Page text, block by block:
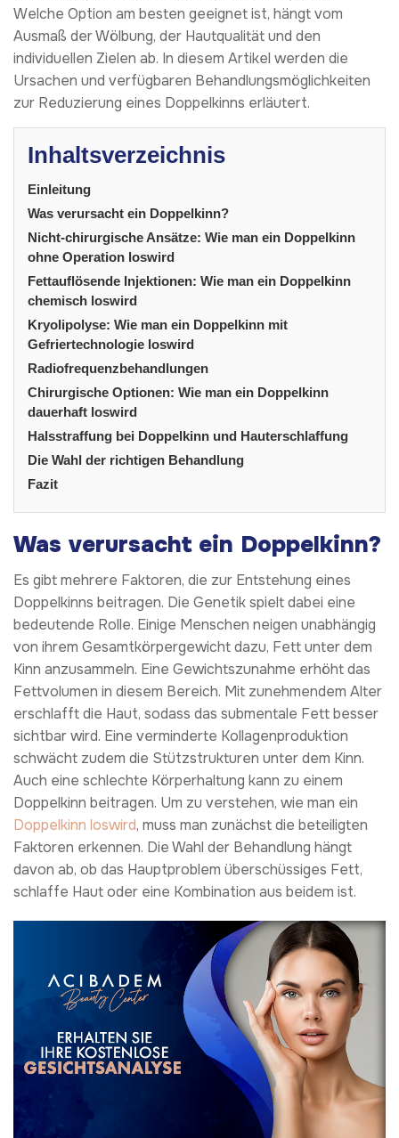
Welche Option am besten geeignet ist, hängt vom
Ausmaß der Wölbung, der Hautqualität und den
individuellen Zielen ab. In diesem Artikel werden die
Ursachen und verfügbaren Behandlungsmöglichkeiten
zur Reduzierung eines Doppelkinns erläutert.
Inhaltsverzeichnis
Einleitung
Was verursacht ein Doppelkinn?
Nicht-chirurgische Ansätze: Wie man ein Doppelkinn
ohne Operation loswird
Fettauflösende Injektionen: Wie man ein Doppelkinn
chemisch loswird
Kryolipolyse: Wie man ein Doppelkinn mit
Gefriertechnologie loswird
Radiofrequenzbehandlungen
Chirurgische Optionen: Wie man ein Doppelkinn
dauerhaft loswird
Halsstraffung bei Doppelkinn und Hauterschlaffung
Die Wahl der richtigen Behandlung
Fazit
Was verursacht ein Doppelkinn?
Es gibt mehrere Faktoren, die zur Entstehung eines
Doppelkinns beitragen. Die Genetik spielt dabei eine
bedeutende Rolle. Einige Menschen neigen unabhängig
von ihrem Gesamtkörpergewicht dazu, Fett unter dem
Kinn anzusammeln. Eine Gewichtszunahme erhöht das
Fettvolumen in diesem Bereich. Mit zunehmendem Alter
erschlafft die Haut, sodass das submentale Fett besser
sichtbar wird. Eine verminderte Kollagenproduktion
schwächt zudem die Stützstrukturen unter dem Kinn.
Auch eine schlechte Körperhaltung kann zu einem
Doppelkinn beitragen. Um zu verstehen, wie man ein
Doppelkinn loswird, muss man zunächst die beteiligten
Faktoren erkennen. Die Wahl der Behandlung hängt
davon ab, ob das Hauptproblem überschüssiges Fett,
schlaffe Haut oder eine Kombination aus beidem ist.